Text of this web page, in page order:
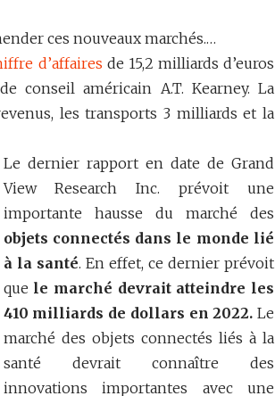
ces nouveaux marchés.…
d’affaires de 15,2 milliards d’euros
conseil américain A.T. Kearney. La
les transports 3 milliards et la
Le dernier rapport en date de Grand
View Research Inc. prévoit une
importante hausse du marché des
objets connectés dans le monde lié
à la santé. En effet, ce dernier prévoit
que le marché devrait atteindre les
410 milliards de dollars en 2022. Le
marché des objets connectés liés à la
santé devrait connaître des
innovations importantes avec une